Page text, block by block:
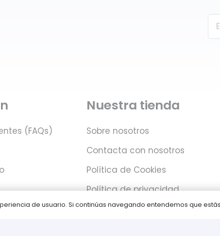
(FAQs)
Nuestra tienda
Sobre nosotros
Contacta con nosotros
Política de Cookies
Política de privacidad
de usuario. Si continúas navegando entendemos que